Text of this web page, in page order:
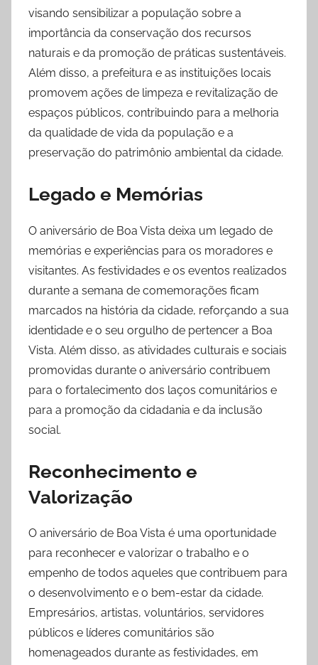
visando sensibilizar a população sobre a
importância da conservação dos recursos
naturais e da promoção de práticas sustentáveis.
Além disso, a prefeitura e as instituições locais
promovem ações de limpeza e revitalização de
espaços públicos, contribuindo para a melhoria
da qualidade de vida da população e a
preservação do patrimônio ambiental da cidade.
Legado e Memórias
O aniversário de Boa Vista deixa um legado de
memórias e experiências para os moradores e
visitantes. As festividades e os eventos realizados
durante a semana de comemorações ficam
marcados na história da cidade, reforçando a sua
identidade e o seu orgulho de pertencer a Boa
Vista. Além disso, as atividades culturais e sociais
promovidas durante o aniversário contribuem
para o fortalecimento dos laços comunitários e
para a promoção da cidadania e da inclusão
social.
Reconhecimento e
Valorização
O aniversário de Boa Vista é uma oportunidade
para reconhecer e valorizar o trabalho e o
empenho de todos aqueles que contribuem para
o desenvolvimento e o bem-estar da cidade.
Empresários, artistas, voluntários, servidores
públicos e líderes comunitários são
homenageados durante as festividades, em